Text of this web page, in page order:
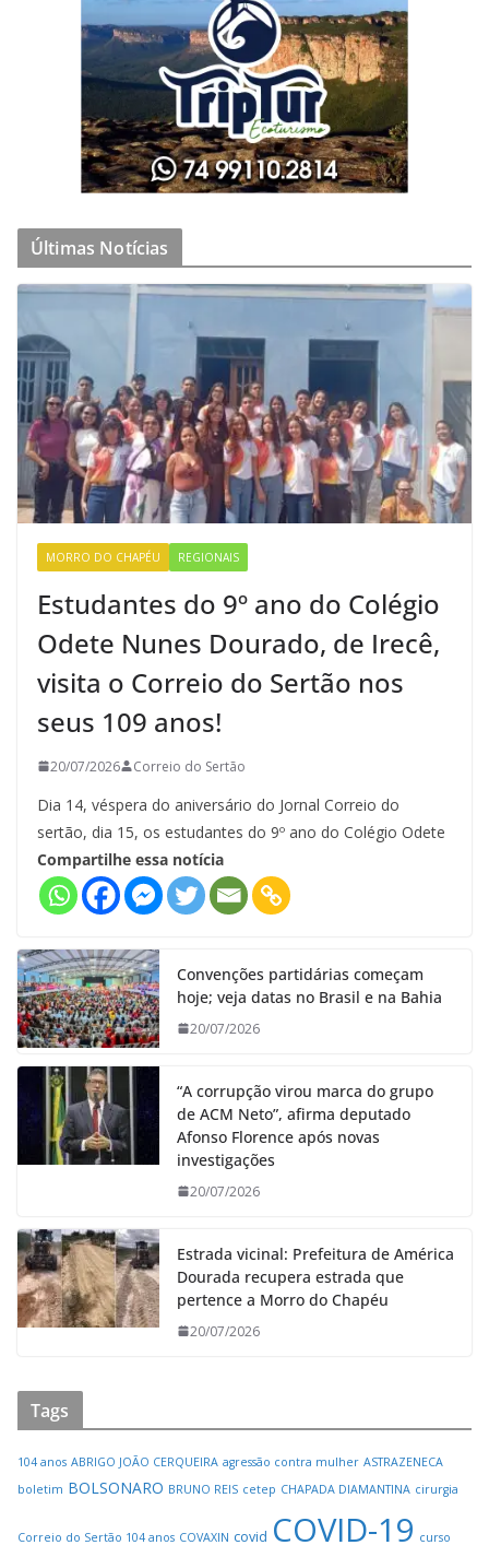
Últimas Notícias
MORRO DO CHAPÉU REGIONAIS
Estudantes do 9º ano do Colégio
Odete Nunes Dourado, de Irecê,
visita o Correio do Sertão nos
seus 109 anos!
20/07/2026 Correio do Sertão
Dia 14, véspera do aniversário do Jornal Correio do
sertão, dia 15, os estudantes do 9º ano do Colégio Odete
Compartilhe essa notícia
Convenções partidárias começam
hoje; veja datas no Brasil e na Bahia
20/07/2026
“A corrupção virou marca do grupo
de ACM Neto”, afirma deputado
Afonso Florence após novas
investigações
20/07/2026
Estrada vicinal: Prefeitura de América
Dourada recupera estrada que
pertence a Morro do Chapéu
20/07/2026
Tags
104 anos ABRIGO JOÃO CERQUEIRA agressão contra mulher ASTRAZENECA
boletim BOLSONARO BRUNO REIS cetep CHAPADA DIAMANTINA cirurgia
Correio do Sertão 104 anos COVAXIN covid COVID-19 curso